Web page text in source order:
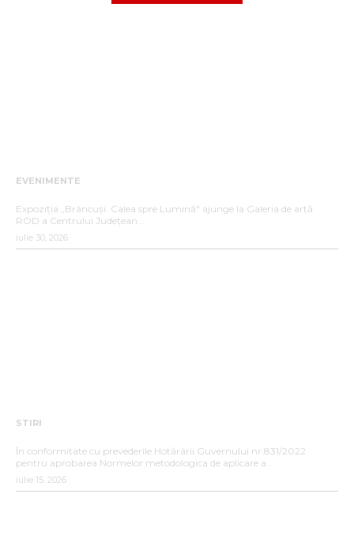
EVENIMENTE
Expoziția „Brâncuși. Calea spre Lumină" ajunge la Galeria de artă
ROD a Centrului Județean...
iulie 30, 2026
STIRI
În conformitate cu prevederile Hotărârii Guvernului nr.831/2022
pentru aprobarea Normelor metodologica de aplicare a...
iulie 15, 2026